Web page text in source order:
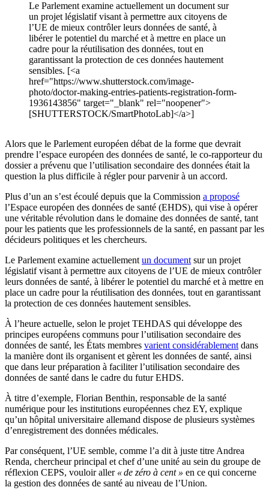
Le Parlement examine actuellement un document sur
un projet législatif visant à permettre aux citoyens de
l’UE de mieux contrôler leurs données de santé, à
libérer le potentiel du marché et à mettre en place un
cadre pour la réutilisation des données, tout en
garantissant la protection de ces données hautement
sensibles. [<a
href="https://www.shutterstock.com/image-
photo/doctor-making-entries-patients-registration-form-
1936143856" target="_blank" rel="noopener">
[SHUTTERSTOCK/SmartPhotoLab]</a>]
Alors que le Parlement européen débat de la forme que devrait
prendre l’espace européen des données de santé, le co-rapporteur du
dossier a prévenu que l’utilisation secondaire des données était la
question la plus difficile à régler pour parvenir à un accord.
Plus d’un an s’est écoulé depuis que la Commission a proposé
l’Espace européen des données de santé (EHDS), qui vise à opérer
une véritable révolution dans le domaine des données de santé, tant
pour les patients que les professionnels de la santé, en passant par les
décideurs politiques et les chercheurs.
Le Parlement examine actuellement un document sur un projet
législatif visant à permettre aux citoyens de l’UE de mieux contrôler
leurs données de santé, à libérer le potentiel du marché et à mettre en
place un cadre pour la réutilisation des données, tout en garantissant
la protection de ces données hautement sensibles.
À l’heure actuelle, selon le projet TEHDAS qui développe des
principes européens communs pour l’utilisation secondaire des
données de santé, les États membres varient considérablement dans
la manière dont ils organisent et gèrent les données de santé, ainsi
que dans leur préparation à faciliter l’utilisation secondaire des
données de santé dans le cadre du futur EHDS.
À titre d’exemple, Florian Benthin, responsable de la santé
numérique pour les institutions européennes chez EY, explique
qu’un hôpital universitaire allemand dispose de plusieurs systèmes
d’enregistrement des données médicales.
Par conséquent, l’UE semble, comme l’a dit à juste titre Andrea
Renda, chercheur principal et chef d’une unité au sein du groupe de
réflexion CEPS, vouloir aller « de zéro à cent » en ce qui concerne
la gestion des données de santé au niveau de l’Union.